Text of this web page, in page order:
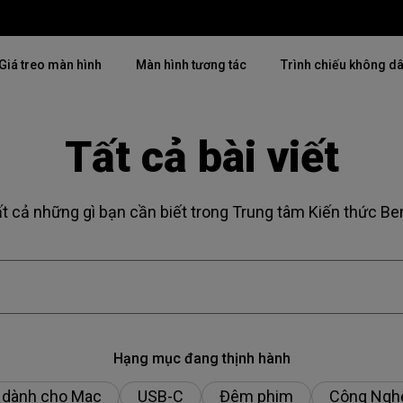
Thịnh hành
2D, Điều chỉnh vuông hình dọc
Có Android TV
Khám phá máy
mại
Lắp đặt chuyên
Có thể điều chỉnh độ cao
Giá treo màn hình Màn hình tương tác Trình chiếu không
Tất cả bài viết
cả những gì bạn cần biết trong Trung tâm Kiến thức
Hạng mục đang thịnh hành
cho Mac USB-C Đêm phim
Công